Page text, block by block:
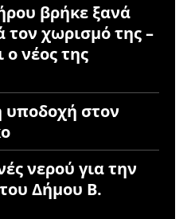
βρήκε ξανά
τον χωρισμό της –
ο νέος της
υποδοχή στον
νερού για την
Δήμου Β.